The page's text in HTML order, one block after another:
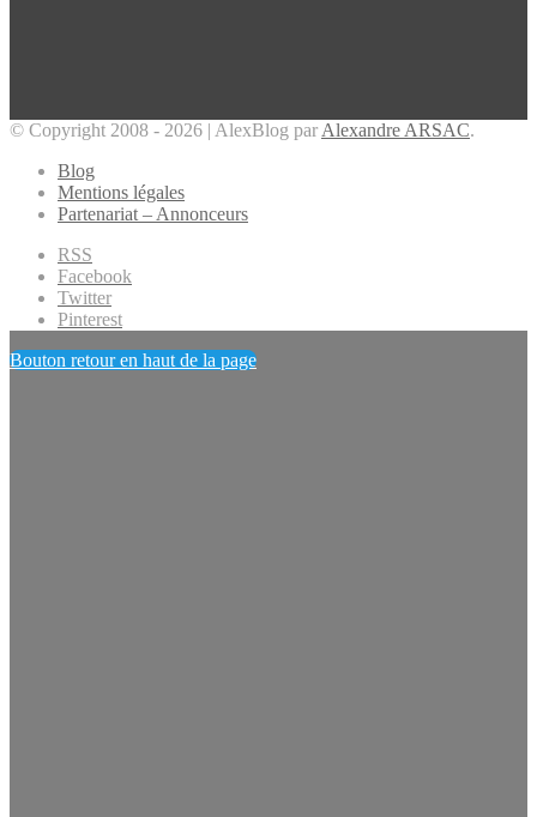
© Copyright 2008 - 2026 | AlexBlog par Alexandre ARSAC.
Blog
Mentions légales
Partenariat – Annonceurs
RSS
Facebook
Twitter
Pinterest
Bouton retour en haut de la page